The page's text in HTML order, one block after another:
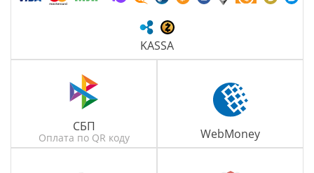
KASSA
СБП
Оплата по QR коду WebMoney